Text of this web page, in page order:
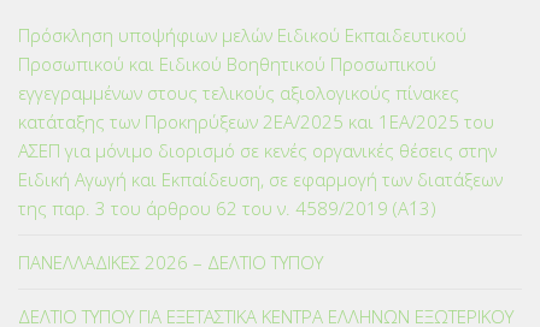
Πρόσκληση υποψήφιων μελών Ειδικού Εκπαιδευτικού
Προσωπικού και Ειδικού Βοηθητικού Προσωπικού
εγγεγραμμένων στους τελικούς αξιολογικούς πίνακες
κατάταξης των Προκηρύξεων 2ΕΑ/2025 και 1ΕΑ/2025 του
ΑΣΕΠ για μόνιμο διορισμό σε κενές οργανικές θέσεις στην
Ειδική Αγωγή και Εκπαίδευση, σε εφαρμογή των διατάξεων
της παρ. 3 του άρθρου 62 του ν. 4589/2019 (Α΄13)
ΠΑΝΕΛΛΑΔΙΚΕΣ 2026 – ΔΕΛΤΙΟ ΤΥΠΟΥ
ΔΕΛΤΙΟ ΤΥΠΟΥ ΓΙΑ ΕΞΕΤΑΣΤΙΚΑ ΚΕΝΤΡΑ ΕΛΛΗΝΩΝ ΕΞΩΤΕΡΙΚΟΥ